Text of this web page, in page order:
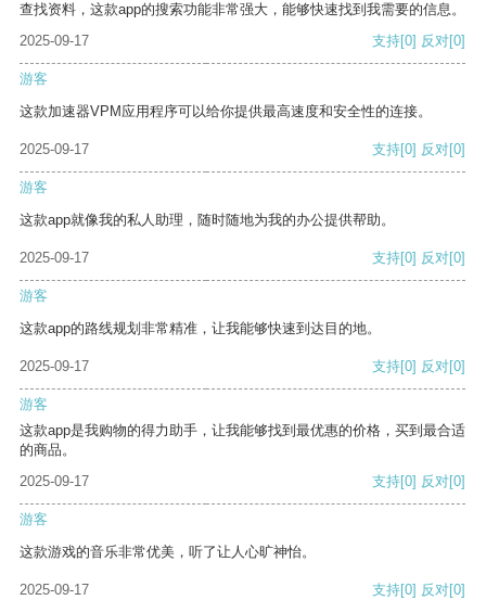
查找资料，这款app的搜索功能非常强大，能够快速找到我需要的信息。
2025-09-17
支持[0] 反对[0]
游客
这款加速器VPM应用程序可以给你提供最高速度和安全性的连接。
2025-09-17 支持[0] 反对[0]
游客
这款app就像我的私人助理，随时随地为我的办公提供帮助。
2025-09-17 支持[0] 反对[0]
游客
这款app的路线规划非常精准，让我能够快速到达目的地。
2025-09-17 支持[0] 反对[0]
游客
这款app是我购物的得力助手，让我能够找到最优惠的价格，买到最合适
的商品。
2025-09-17
支持[0] 反对[0]
游客
这款游戏的音乐非常优美，听了让人心旷神怡。
2025-09-17 支持[0] 反对[0]